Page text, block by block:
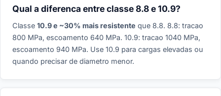
Qual a diferenca entre classe 8.8 e 10.9?
Classe 10.9 e ~30% mais resistente que 8.8. 8.8: tracao
800 MPa, escoamento 640 MPa. 10.9: tracao 1040 MPa,
escoamento 940 MPa. Use 10.9 para cargas elevadas ou
quando precisar de diametro menor.